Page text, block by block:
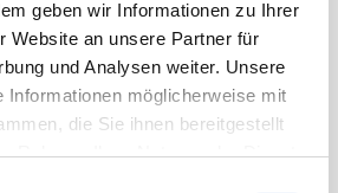
geben wir Informationen zu Ihrer
Website an unsere Partner für
und Analysen weiter. Unsere
Informationen möglicherweise mit
die Sie ihnen bereitgestellt
Rahmen Ihrer Nutzung der Dienste